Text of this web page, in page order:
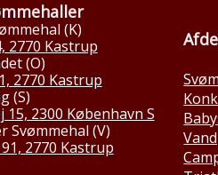
(K)
2770 Kastrup
(O)
2770 Kastrup
(S)
15, 2300 København S
Svømmehal (V)
2770 Kastrup